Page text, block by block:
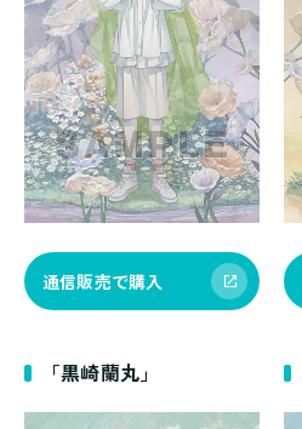
通信販売で購入
「黒崎蘭丸」